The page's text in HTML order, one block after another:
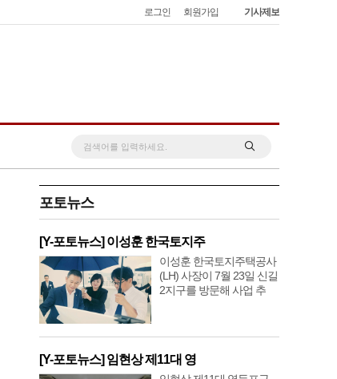
로그인 회원가입 기사제보
포토뉴스
[Y-포토뉴스] 이성훈 한국토지주
이성훈 한국토지주택공사
(LH) 사장이 7월 23일 신길
2지구를 방문해 사업 추
[Y-포토뉴스] 임현상 제11대 영